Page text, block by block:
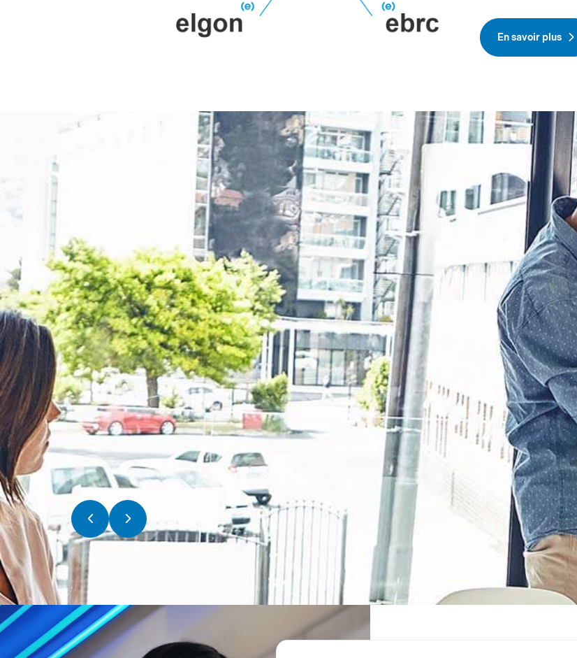
En savoir plus
Petites & moyennes
entreprises
Quelle que soit la taille de votre entreprise, bénéficiez de
solutions informatiques et télécoms adaptées à votre profil et
aux besoins de votre activité.
Découvrir plus